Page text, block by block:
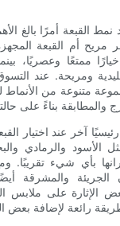
نمط القبعة أمرًا بالغ
مريح أم القبعة
ممتعًا وعصريًا،
ومريحة. عند
متنوعة من الأنماط
آخر عند اختيار
الأسود والرمادي
بأي شيء
الجريئة والمشرقة
الإثارة على ملابس